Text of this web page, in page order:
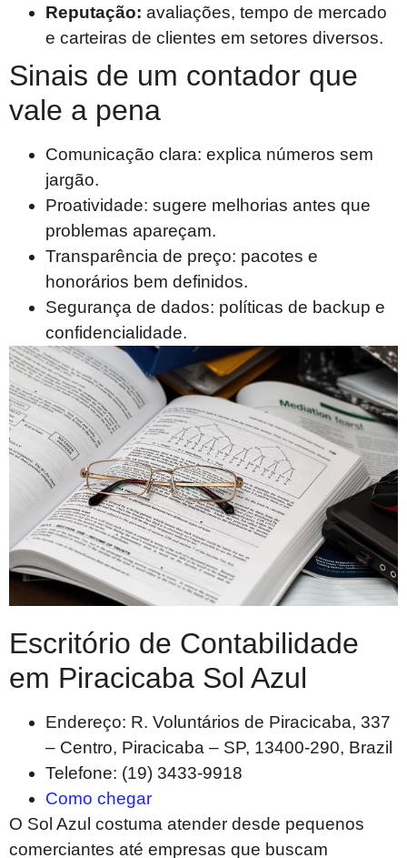
Reputação: avaliações, tempo de mercado
e carteiras de clientes em setores diversos.
Sinais de um contador que
vale a pena
Comunicação clara: explica números sem
jargão.
Proatividade: sugere melhorias antes que
problemas apareçam.
Transparência de preço: pacotes e
honorários bem definidos.
Segurança de dados: políticas de backup e
confidencialidade.
Escritório de Contabilidade
em Piracicaba Sol Azul
Endereço: R. Voluntários de Piracicaba, 337
– Centro, Piracicaba – SP, 13400-290, Brazil
Telefone: (19) 3433-9918
Como chegar
O Sol Azul costuma atender desde pequenos
comerciantes até empresas que buscam